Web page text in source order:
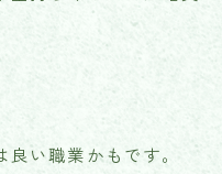
い職業かもです。